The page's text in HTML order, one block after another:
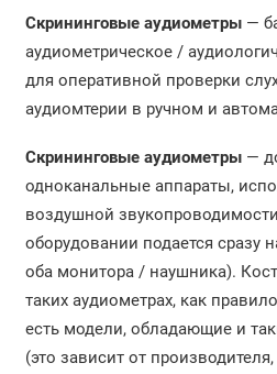
Скрининговые аудиометры—
аудиометрическое /
для оперативной проверки
аудиомтерии в ручном и
Скрининговые аудиометры—
одноканальные аппараты,
воздушной
оборудовании подается сразу
оба монитора / наушника).
таких аудиометрах, как
есть модели, обладающие и
(это зависит от